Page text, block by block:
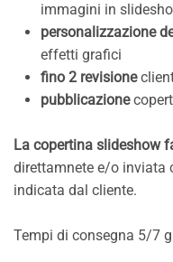
immagini in
personalizzazione
effetti grafici
fino 2 revisione
pubblicazione
La copertina slideshow
direttamnete e/o inviata
indicata dal cliente.
Tempi di consegna 5/7